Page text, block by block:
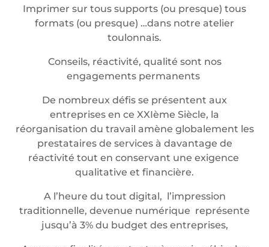
Imprimer sur tous supports (ou presque) tous
formats (ou presque) …dans notre atelier
toulonnais.
Conseils, réactivité, qualité sont nos
engagements permanents
De nombreux défis se présentent aux
entreprises en ce XXIème Siècle, la
réorganisation du travail amène globalement les
prestataires de services à davantage de
réactivité tout en conservant une exigence
qualitative et financière.
A l’heure du tout digital, l’impression
traditionnelle, devenue numérique représente
jusqu’à 3% du budget des entreprises,